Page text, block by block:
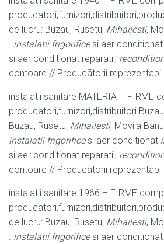
producatori,furnizori,distribuitori,
de lucru: Buzau, Rusetu, Mihailesti,
instalatii frigorificesi aer
si aer conditionat reparatii,
contoare // Producãtorii reprezentaþi
instalatii sanitare MATERIA – FIRME
producatori,furnizori,distribuitori
Buzau, Rusetu, Mihailesti, Movila
instalatii frigorificesi aer conditionat
si aer conditionat reparatii,
contoare // Producãtorii reprezentaþi
instalatii sanitare 1966 – FIRME
producatori,furnizori,distribuitori,
de lucru: Buzau, Rusetu, Mihailesti,
instalatii frigorificesi aer